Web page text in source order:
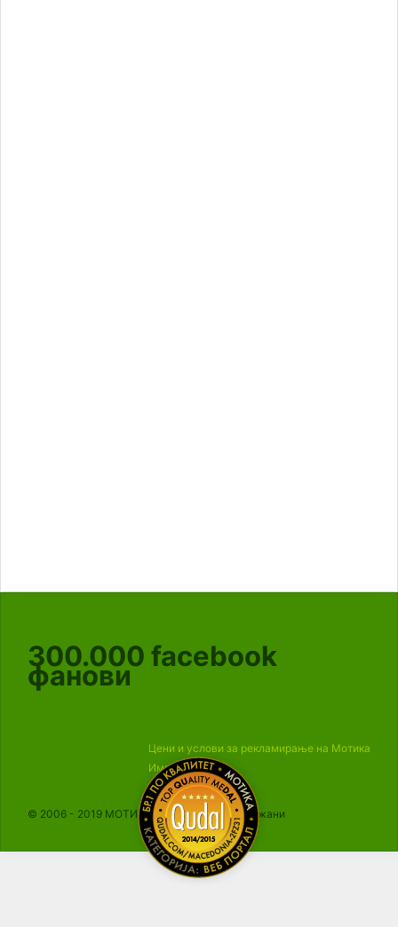
300.000 facebook
фанови
Цени и услови за рекламирање на Мотика
Импресум
© 2006 - 2019 МОТИКА, Сите права се задржани